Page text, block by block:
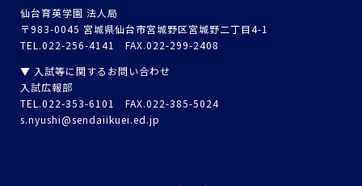
仙台育英学園 法人局
〒983-0045 宮城県仙台市宮城野区宮城野二丁目4-1
TEL.022-256-4141 FAX.022-299-2408
▼ 入試等に関するお問い合わせ
入試広報部
TEL.022-353-6101 FAX.022-385-5024
s.nyushi@sendaiikuei.ed.jp